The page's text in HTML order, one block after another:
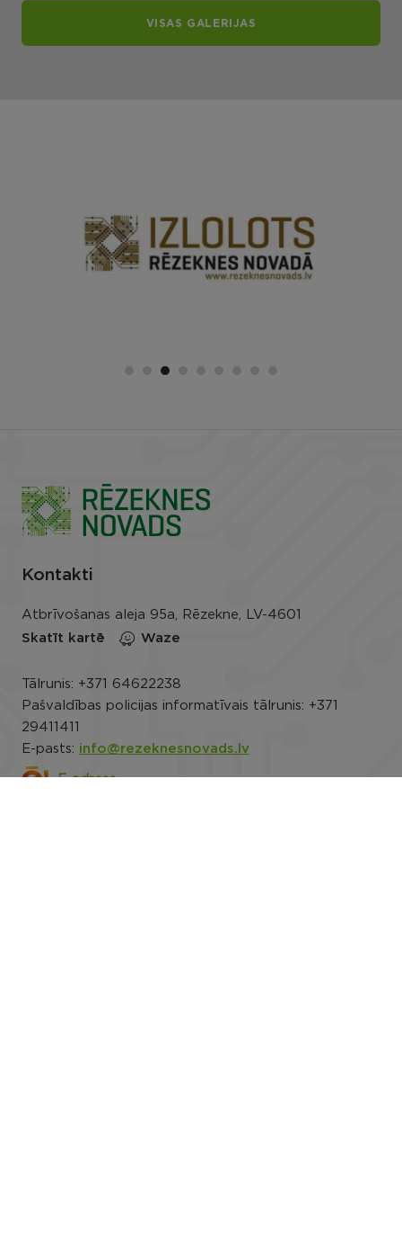
VISAS GALERIJAS
Kontakti
Atbrīvošanas aleja 95a, Rēzekne, LV-4601
Skatīt kartē
Waze
Tālrunis: +371 64622238
Pašvaldības policijas informatīvais tālrunis: +371
29411411
E-pasts: info@rezeknesnovads.lv
E-adrese